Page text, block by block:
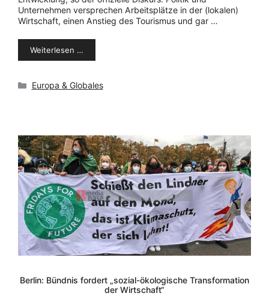
Unternehmen versprechen Arbeitsplätze in der (lokalen)
Wirtschaft, einen Anstieg des Tourismus und gar …
Weiterlesen …
Kategorien
Europa & Globales
Berlin: Bündnis fordert „sozial-ökologische Transformation
der Wirtschaft“